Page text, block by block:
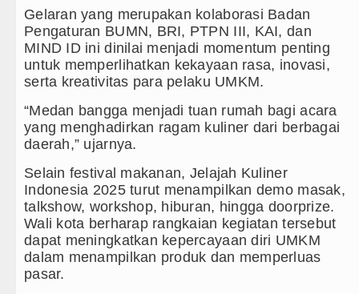
Akses Jalan ke Pemandian Air Panas
Dayang Nan Tujuh Menggetarkan
Gelaran yang merupakan kolaborasi Badan
Pengaturan BUMN, BRI, PTPN III, KAI, dan
MIND ID ini dinilai menjadi momentum penting
untuk memperlihatkan kekayaan rasa, inovasi,
serta kreativitas para pelaku UMKM.
“Medan bangga menjadi tuan rumah bagi acara
yang menghadirkan ragam kuliner dari berbagai
daerah,” ujarnya.
Selain festival makanan, Jelajah Kuliner
Indonesia 2025 turut menampilkan demo masak,
talkshow, workshop, hiburan, hingga doorprize.
Wali kota berharap rangkaian kegiatan tersebut
dapat meningkatkan kepercayaan diri UMKM
dalam menampilkan produk dan memperluas
pasar.